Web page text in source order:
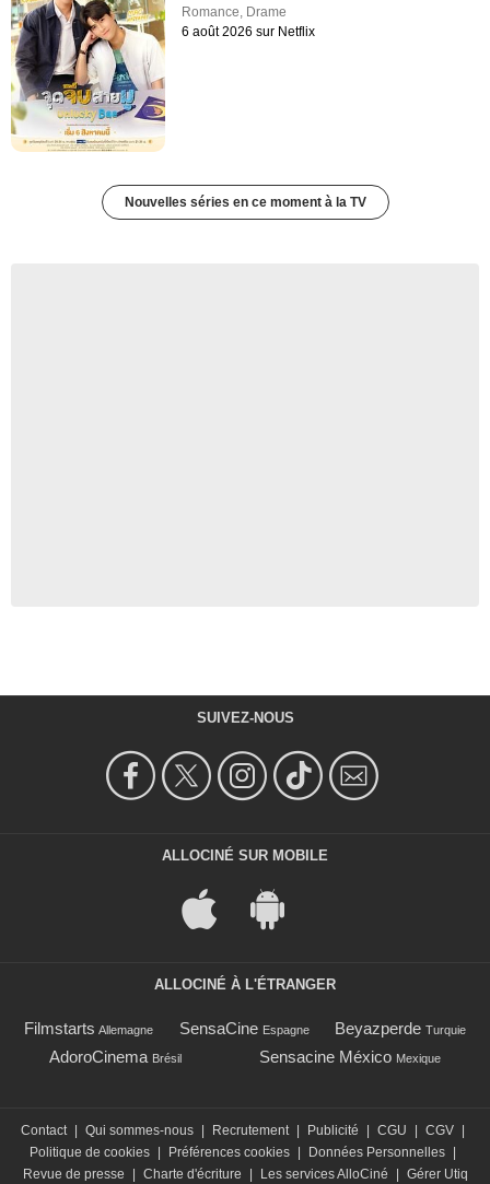
Romance Drame
6 août 2026 sur Netflix
Nouvelles séries en ce moment à la TV
SUIVEZ-NOUS
ALLOCINÉ SUR MOBILE
ALLOCINÉ À L'ÉTRANGER
Filmstarts Allemagne SensaCine Espagne Beyazperde Turquie
AdoroCinema Brésil Sensacine México Mexique
Contact Qui sommes-nous Recrutement Publicité CGU CGV
Politique de cookies
Préférences cookies Données Personnelles
Revue de presse
Charte d'écriture Les services AlloCiné Gérer Utiq